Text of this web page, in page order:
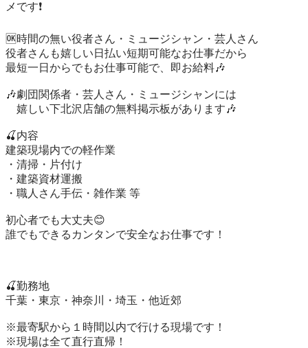
メです❗
🆗時間の無い役者さん・ミュージシャン・芸人さん
役者さんも嬉しい日払い短期可能なお仕事だから
最短一日からでもお仕事可能で、即お給料🎶
🎶劇団関係者・芸人さん・ミュージシャンには
嬉しい下北沢店舗の無料掲示板があります🎶
🍒内容
建築現場内での軽作業
・清掃・片付け
・建築資材運搬
・職人さん手伝・雑作業 等
初心者でも大丈夫😊
誰でもできるカンタンで安全なお仕事です！
🍒勤務地
千葉・東京・神奈川・埼玉・他近郊
※最寄駅から１時間以内で行ける現場です！
※現場は全て直行直帰！